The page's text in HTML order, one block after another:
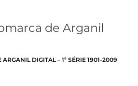
DIGITAL – 1ª SÉRIE 1901-2009